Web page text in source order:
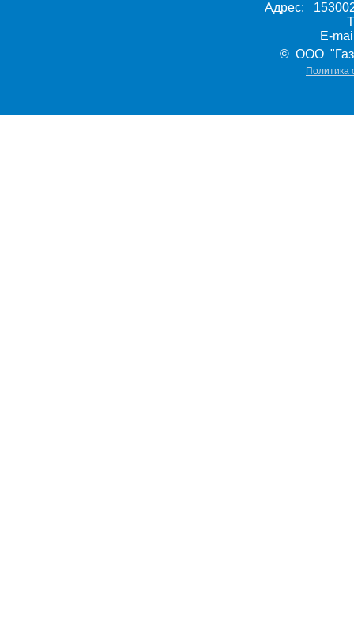
Адрес:
E-
© ООО
Политика